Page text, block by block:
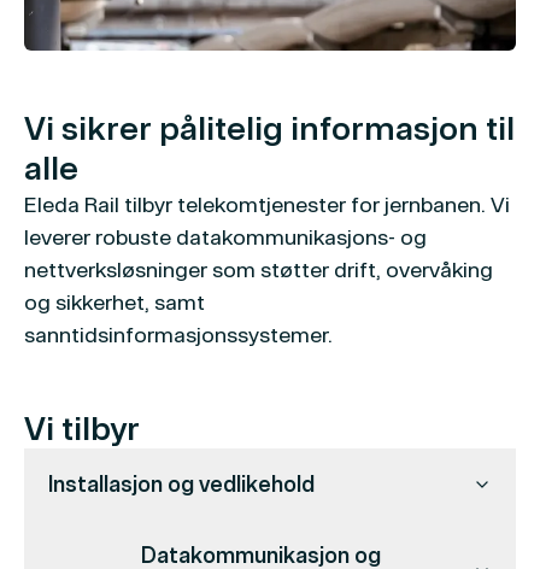
Vi sikrer pålitelig informasjon til
alle
Eleda Rail tilbyr telekomtjenester for jernbanen. Vi
leverer robuste datakommunikasjons- og
nettverksløsninger som støtter drift, overvåking
og sikkerhet, samt
sanntidsinformasjonssystemer.
Vi tilbyr
Installasjon og vedlikehold
Datakommunikasjon og